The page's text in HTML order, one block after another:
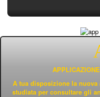
A tua disposizione la nuova
studiata per consultare gli